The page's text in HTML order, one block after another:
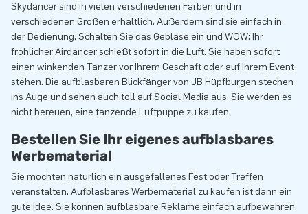
Skydancer sind in vielen verschiedenen Farben und in
verschiedenen Größen erhältlich. Außerdem sind sie einfach in
der Bedienung. Schalten Sie das Gebläse ein und WOW: Ihr
fröhlicher Airdancer schießt sofort in die Luft. Sie haben sofort
einen winkenden Tänzer vor Ihrem Geschäft oder auf Ihrem Event
stehen. Die aufblasbaren Blickfänger von JB Hüpfburgen stechen
ins Auge und sehen auch toll auf Social Media aus. Sie werden es
nicht bereuen, eine tanzende Luftpuppe zu kaufen.
Bestellen Sie Ihr eigenes aufblasbares
Werbematerial
Sie möchten natürlich ein ausgefallenes Fest oder Treffen
veranstalten. Aufblasbares Werbematerial zu kaufen ist dann ein
gute Idee. Sie können aufblasbare Reklame einfach aufbewahren